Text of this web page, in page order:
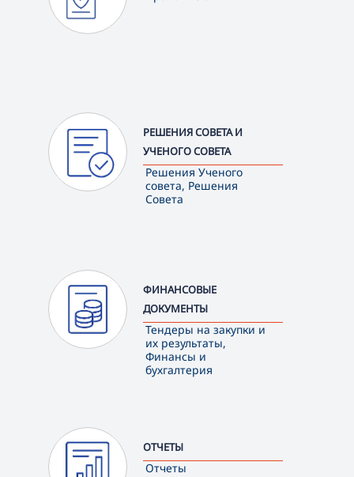
РЕШЕНИЯ СОВЕТА И
УЧЕНОГО СОВЕТА
Решения Ученого
совета, Решения
Совета
ФИНАНСОВЫЕ
ДОКУМЕНТЫ
Тендеры на закупки и
их результаты,
Финансы и
бухгалтерия
ОТЧЕТЫ
Отчеты